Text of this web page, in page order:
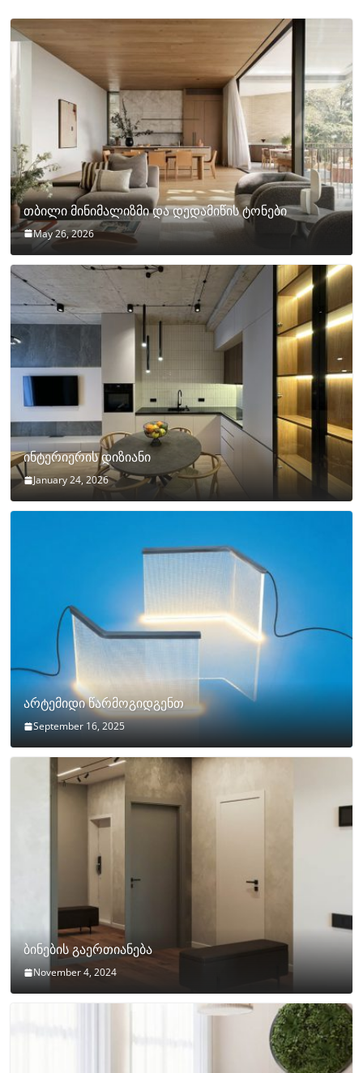
თბილი მინიმალიზმი და დედამიწის ტონები
May 26, 2026
ინტერიერის დიზიანი
January 24, 2026
არტემიდი წარმოგიდგენთ
September 16, 2025
ბინების გაერთიანება
November 4, 2024